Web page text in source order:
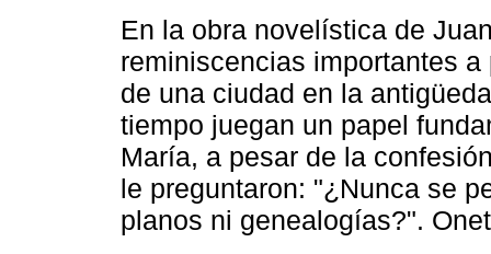
En la obra novelística de
reminiscencias importantes
de una ciudad en la
tiempo juegan un papel
María, a pesar de la
le preguntaron: "¿Nunca se
planos ni genealogías?".